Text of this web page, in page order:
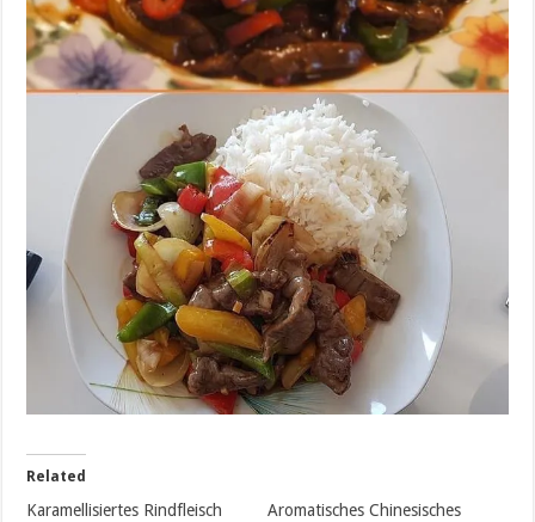
Related
Karamellisiertes Rindfleisch
Aromatisches Chinesisches